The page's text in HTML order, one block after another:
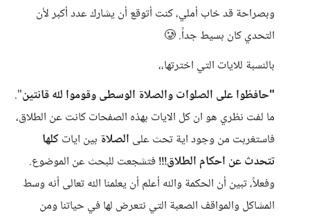
وبصراحة قد خاب أملي، كنت أتوقع أن يشارك عدد أكبر لأن
التحدي كان بسيط جداً. 🥲
بالنسبة للايات التي اخترتها،،
"حافظوا على الصلوات والصلاة الوسطى وقوموا لله قانتين".
ما لفت نظري هو ان كل الايات بهذه الصفحات كانت عن الطلاق،
فاستغربت من وجود اية تحث على الصلاة بين اياتكلها
تتحدث عن احكام الطلاق!!!فتشجعت للبحث عن الموضوع.
وفعلاً، تبين أن الحكمة والله أعلم أن يعلمنا الله تعالى أنه وسط
المشاكل والمواقف الصعبة التي نتعرض لها في حياتنا ومن